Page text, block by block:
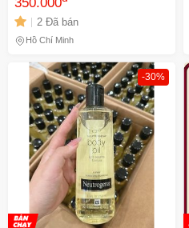
Hàng Mỹ, Thoải Mái Sau Tập
Luyện 99g
2 Đã bán
Hồ Chí Minh
-30%